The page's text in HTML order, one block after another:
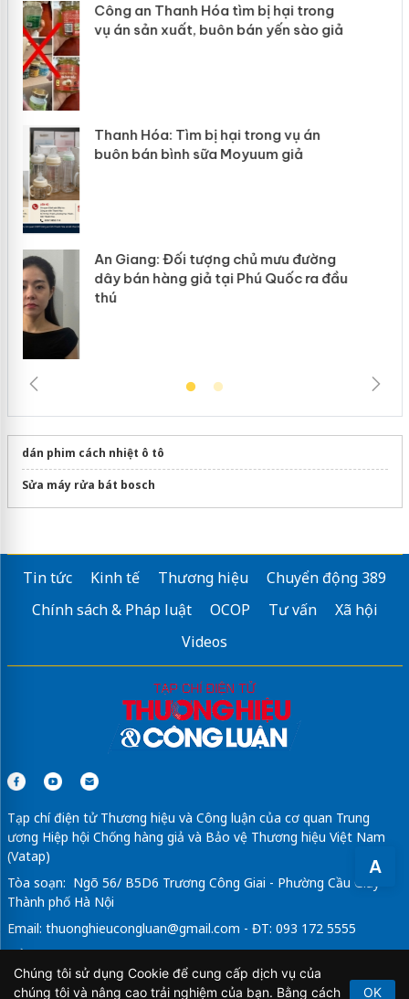
A
Lào Cai xử lý 83 vụ vi phạm thương mại
trong tháng 7
Cà Mau: Tiêu hủy công khai hàng ngàn sản
phẩm nhập lậu, bảo vệ môi trường kinh
dán phim cách nhiệt ô tô
Sửa máy rửa bát bosch
Tin tức Kinh tế Thương hiệu
Chuyển động 389
Chính sách & Pháp luật
OCOP Tư vấn
Xã hội
Videos
Tạp chí điện tử Thương hiệu và Công luận của cơ quan Trung
ương Hiệp hội Chống hàng giả và Bảo vệ Thương hiệu Việt Nam
(Vatap)
Tòa soạn: Ngõ 56/ B5D6 Trương Công Giai - Phường Cầu Giấy -
Thành phố Hà Nội
Email: thuonghieucongluan@gmail.com - ĐT: 093 172 5555
Tổng Biên Tập: Vũ Đức Thuận
Giấy phép hoạt động báo chí điện tử số 64/GP-BTTTT do Bộ
Chúng tôi sử dụng Cookie để cung cấp dịch vụ của
chúng tôi và nâng cao trải nghiệm của bạn. Bằng cách
OK